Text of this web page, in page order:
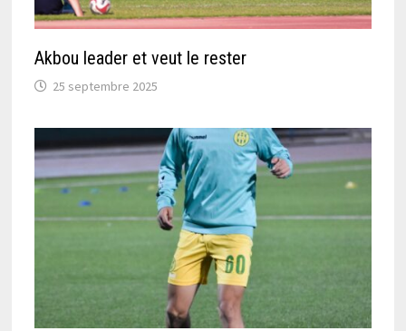
Akbou leader et veut le rester
25 septembre 2025